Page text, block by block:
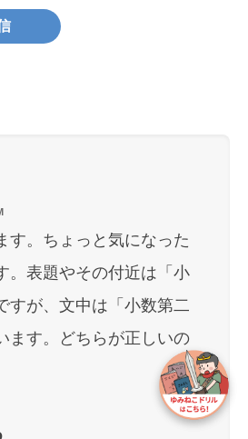
す。ちょっと気になった
。表題やその付近は「小
すが、文中は「小数第二
ます。どちらが正しいの